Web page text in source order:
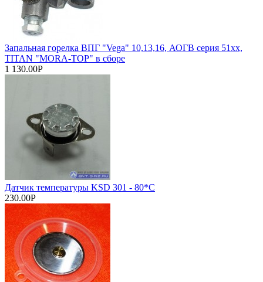
Запальная горелка ВПГ "Vega" 10,13,16, АОГВ серия 51хх,
TITAN "МORA-TOP" в сборе
1 130.00Р
Датчик температуры KSD 301 - 80*C
230.00Р